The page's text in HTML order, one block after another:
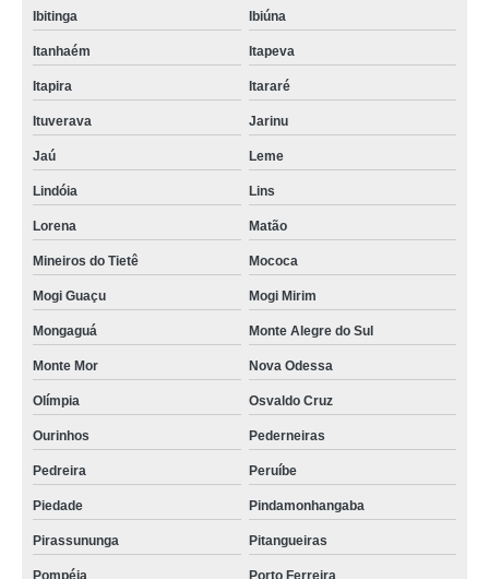
Ibitinga Ibiúna
Itanhaém Itapeva
Itapira Itararé
Ituverava Jarinu
Jaú Leme
Lindóia Lins
Lorena Matão
Mineiros do Tietê Mococa
Mogi Guaçu Mogi Mirim
Mongaguá Monte Alegre do Sul
Monte Mor Nova Odessa
Olímpia Osvaldo Cruz
Ourinhos Pederneiras
Pedreira Peruíbe
Piedade Pindamonhangaba
Pirassununga Pitangueiras
Pompéia Porto Ferreira